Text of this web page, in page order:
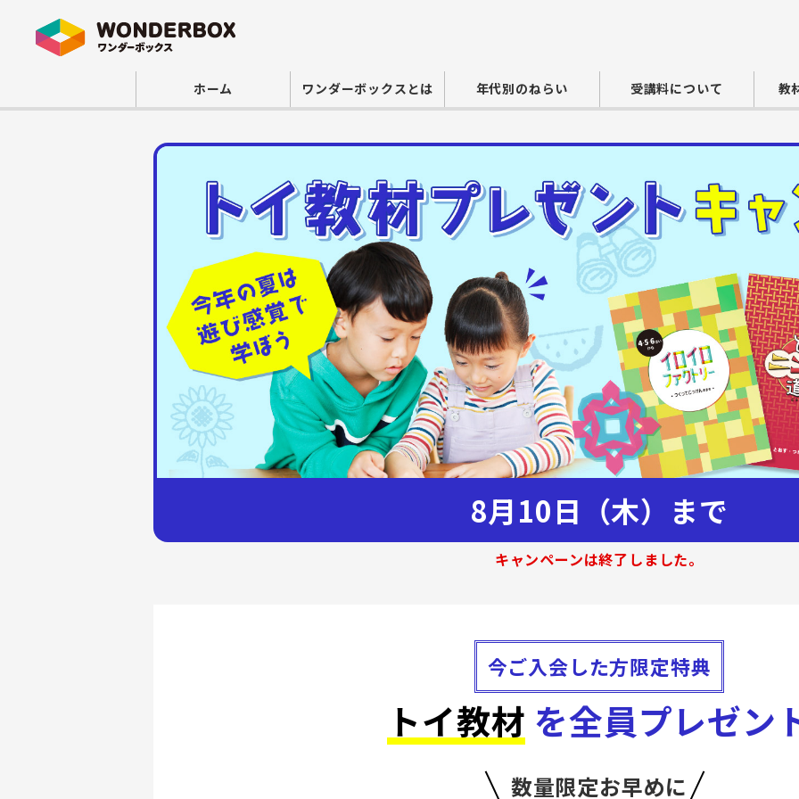
ホーム ワンダーボックスとは 年代別のねらい 受講料について 教
8月10日（木）まで
キャンペーンは終了しました。
今ご入会した方限定特典
トイ教材 を全員プレゼン
数量限定お早めに